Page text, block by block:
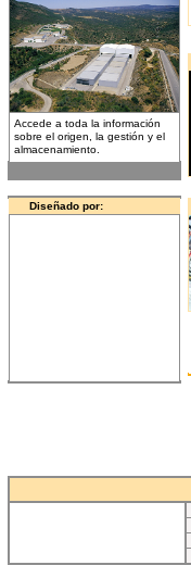
Accede a toda la información
sobre el origen, la gestión y el
almacenamiento.
Diseñado por: